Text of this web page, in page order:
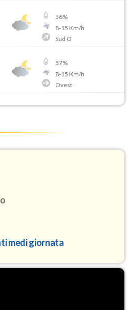
56%
8-15 Km/h
Sud O
57%
8-15 Km/h
Ovest
medi giornata